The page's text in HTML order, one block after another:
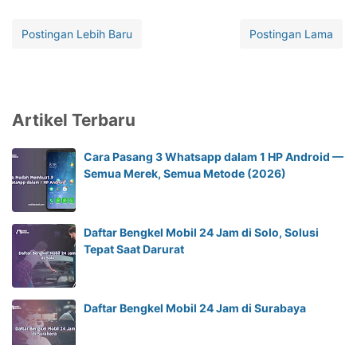
Postingan Lebih Baru Postingan Lama
Artikel Terbaru
Cara Pasang 3 Whatsapp dalam 1 HP Android —
Semua Merek, Semua Metode (2026)
Daftar Bengkel Mobil 24 Jam di Solo, Solusi
Tepat Saat Darurat
Daftar Bengkel Mobil 24 Jam di Surabaya